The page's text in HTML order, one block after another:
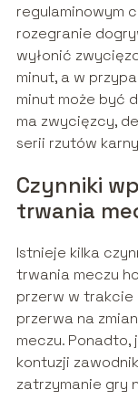
regulaminowym
rozegranie
wyłonić
minut, a w
minut może być
ma zwycięzcy,
serii rzutów
Czynniki
trwania
Istnieje kilka
trwania meczu
przerw w trakcie
przerwa na
meczu.
kontuzji
zatrzymanie gry